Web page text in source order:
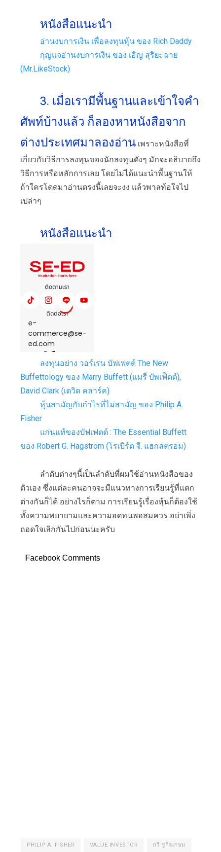
หนังสือแนะนำ
อ่านงบการเงิน เพื่อลงทุนหุ้น ของ Rich Daddy
กุญแจอ่านงบการเงิน ของ เอิญ สุริยะฉาย
(Mr.LikeStock)
3. เมื่อเรามีพื้นฐานและเข้าใจคำ
ศัพท์บ้างแล้ว ก็ลองหาหนังสือจาก
ต่างประเทศมาลองอ่านเพราะหนังสือที่
เกี่ยวกับวิธีการลงทุนของนักลงทุนดังๆ มักจะอธิบายถึง
วิธีการหรือหลักการเลย โดยไม่ได้แนะนำพื้นฐานให้
ถ้าใครโดดมาอ่านตรงนี้เลยจะงง แล้วพาลท้อใจไป
เปล่าๆ
หนังสือแนะนำ
ลงทุนอย่าง วอร์เรน บัฟเฟตต์ The New
Buffettology ของ Marry Buffett (แมรี่ บัพเฟ็ตต์),
David Clark (เดวิด คลาร์ค)
หุ้นสามัญกับกำไรที่ไม่สามัญ ของ Philip A.
Fisher
แก่นแท้ของบัฟเฟตต์ : The Essential Buffett
ของ Robert G. Hagstrom (โรเบิร์ต จี. แฮกสตรอม)
ลำดับต่างๆนี้เป็นลำดับที่ผมใช้อ่านหนังสือของ
ตัวเอง ซึ่งแต่ละคนอาจจะมีแนวทางการเรียนรู้ที่แตก
ต่างกันก็ได้ อย่างไรก็ตาม การเรียนรู้เรื่องหุ้นก็ต้องใช้
ทั้งความพยายามและความอดทนพอสมควร อย่าเพิ่ง
ถอดใจเลิกกันไปก่อนนะครับ
Facebook Comments
PHILIP A. FISHER VALUE INVESTOR กวี ชูกิจเกษม